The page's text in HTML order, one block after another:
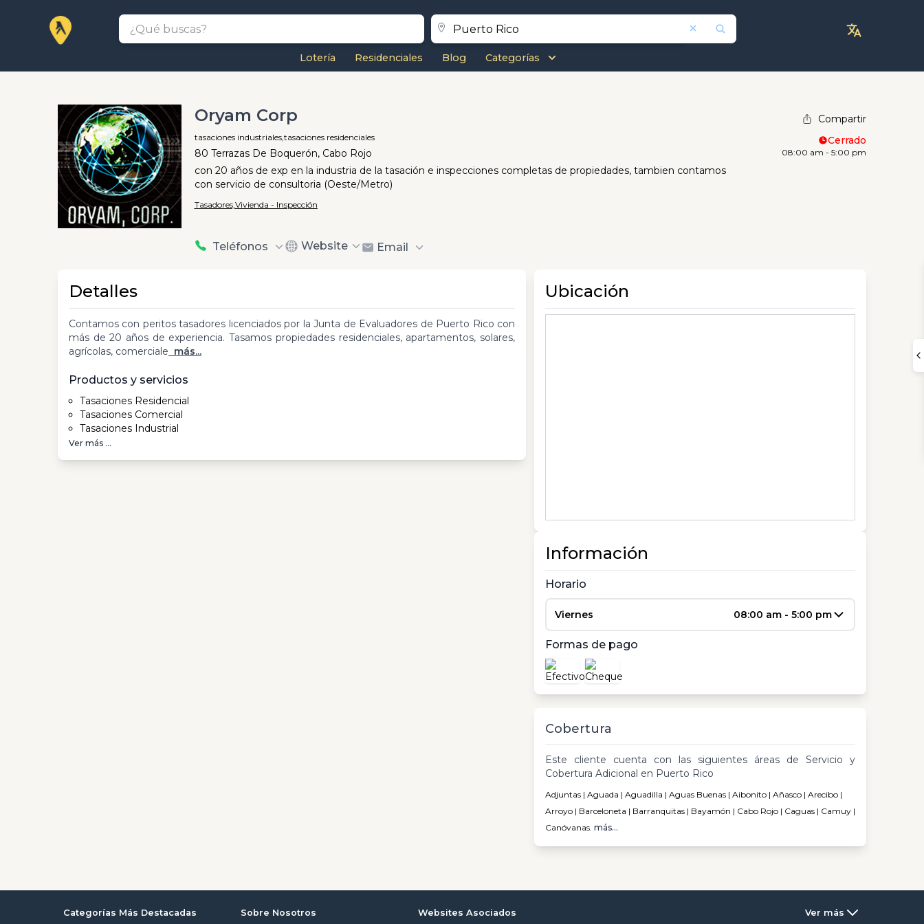
Lotería Residenciales Blog Categorías
Oryam Corp
tasaciones industriales,tasaciones residenciales
80 Terrazas De Boquerón, Cabo Rojo
con 20 años de exp en la industria de la tasación e inspecciones completas de propiedades, tambien contamos
con servicio de consultoria (Oeste/Metro)
Tasadores,Vivienda - Inspección
Teléfonos Website Email
Compartir
Cerrado
08:00 am - 5:00 pm
Detalles
Contamos con peritos tasadores licenciados por la Junta de Evaluadores de Puerto Rico con
más de 20 años de experiencia. Tasamos propiedades residenciales, apartamentos, solares,
agrícolas, comerciale más...
Productos y servicios
Tasaciones Residencial
Tasaciones Comercial
Tasaciones Industrial
Ver más ...
Ubicación
Información
Horario
Viernes 08:00 am - 5:00 pm
Formas de pago
Cobertura
Este cliente cuenta con las siguientes áreas de Servicio y
Cobertura Adicional en Puerto Rico
Adjuntas | Aguada | Aguadilla | Aguas Buenas | Aibonito | Añasco | Arecibo |
Arroyo | Barceloneta | Barranquitas | Bayamón | Cabo Rojo | Caguas | Camuy |
Canóvanas. más...
Categorías Más Destacadas Sobre Nosotros Websites Asociados Ver más